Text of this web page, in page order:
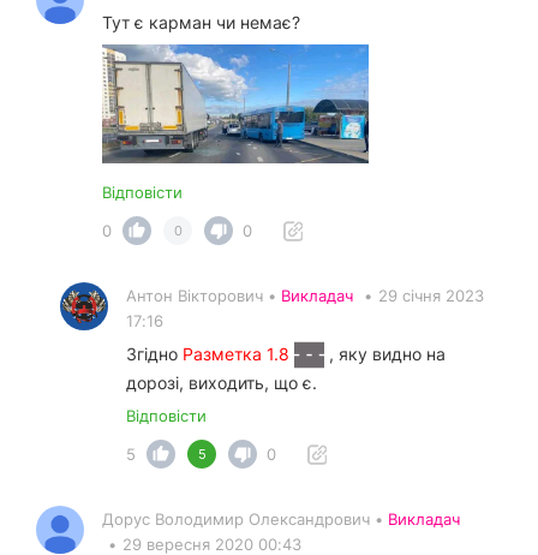
Тут є карман чи немає?
Відповісти
0
0 0
Антон Вікторович • Викладач • 29 січня 2023
17:16
Згідно Разметка 1.8
, яку видно на
дорозі, виходить, що є.
Відповісти
5
5 0
Дорус Володимир Олександрович • Викладач
• 29 вересня 2020 00:43